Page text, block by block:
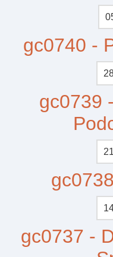
gc0740 -
gc0739
gc0737 -